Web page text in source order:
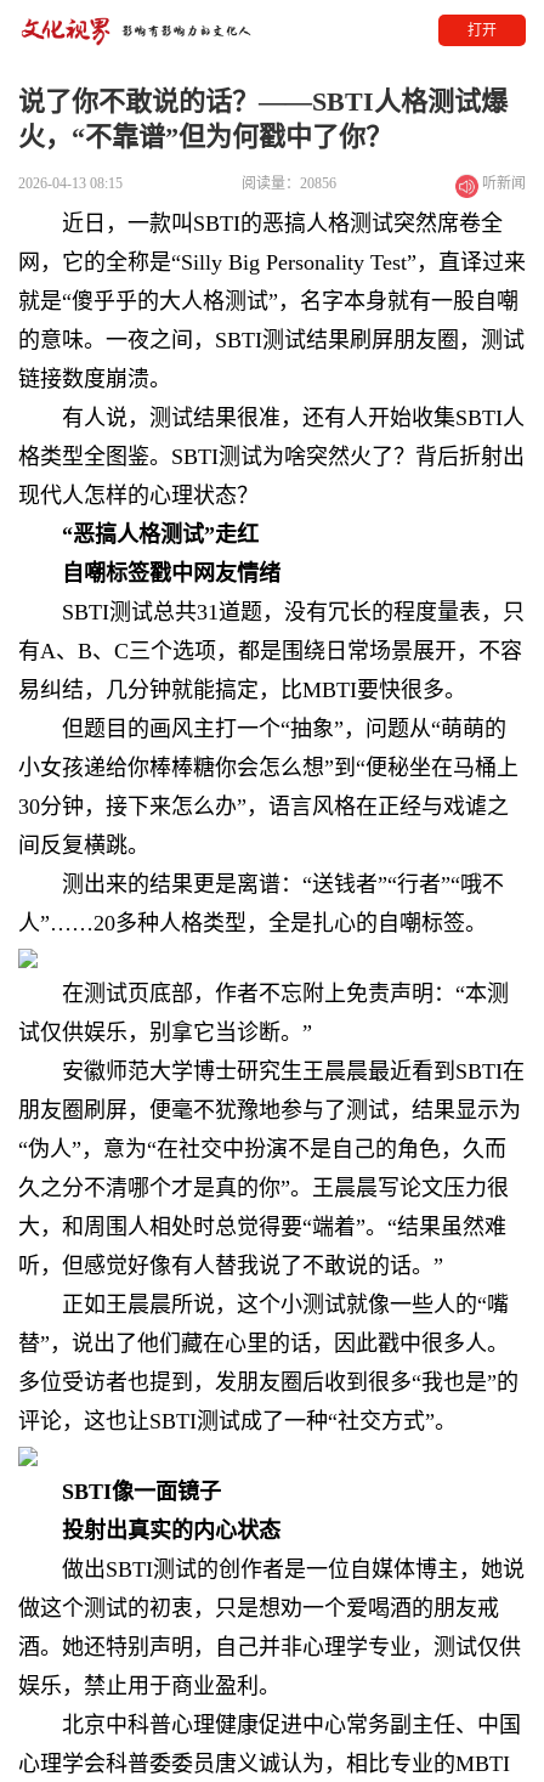
打开
说了你不敢说的话？——SBTI人格测试爆
火，“不靠谱”但为何戳中了你？
2026-04-13 08:15 阅读量：20856 听新闻
近日，一款叫SBTI的恶搞人格测试突然席卷全
网，它的全称是“Silly Big Personality Test”，直译过来
就是“傻乎乎的大人格测试”，名字本身就有一股自嘲
的意味。一夜之间，SBTI测试结果刷屏朋友圈，测试
链接数度崩溃。
有人说，测试结果很准，还有人开始收集SBTI人
格类型全图鉴。SBTI测试为啥突然火了？背后折射出
现代人怎样的心理状态？
“恶搞人格测试”走红
自嘲标签戳中网友情绪
SBTI测试总共31道题，没有冗长的程度量表，只
有A、B、C三个选项，都是围绕日常场景展开，不容
易纠结，几分钟就能搞定，比MBTI要快很多。
但题目的画风主打一个“抽象”，问题从“萌萌的
小女孩递给你棒棒糖你会怎么想”到“便秘坐在马桶上
30分钟，接下来怎么办”，语言风格在正经与戏谑之
间反复横跳。
测出来的结果更是离谱：“送钱者”“行者”“哦不
人”……20多种人格类型，全是扎心的自嘲标签。
在测试页底部，作者不忘附上免责声明：“本测
试仅供娱乐，别拿它当诊断。”
安徽师范大学博士研究生王晨晨最近看到SBTI在
朋友圈刷屏，便毫不犹豫地参与了测试，结果显示为
“伪人”，意为“在社交中扮演不是自己的角色，久而
久之分不清哪个才是真的你”。王晨晨写论文压力很
大，和周围人相处时总觉得要“端着”。“结果虽然难
听，但感觉好像有人替我说了不敢说的话。”
正如王晨晨所说，这个小测试就像一些人的“嘴
替”，说出了他们藏在心里的话，因此戳中很多人。
多位受访者也提到，发朋友圈后收到很多“我也是”的
评论，这也让SBTI测试成了一种“社交方式”。
SBTI像一面镜子
投射出真实的内心状态
做出SBTI测试的创作者是一位自媒体博主，她说
做这个测试的初衷，只是想劝一个爱喝酒的朋友戒
酒。她还特别声明，自己并非心理学专业，测试仅供
娱乐，禁止用于商业盈利。
北京中科普心理健康促进中心常务副主任、中国
心理学会科普委委员唐义诚认为，相比专业的MBTI